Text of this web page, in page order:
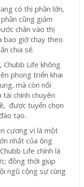
có thị phần lớn,
cũng giảm
chân vào thị
bao giờ chạy theo
chia sẻ.
Life không
phong triển khai
mà còn nổi
chính chuyên
được tuyển chọn
tạo.
cương vị là một
nhất của ông
Life chính là
đồng thời giúp
ngũ cộng sự cùng